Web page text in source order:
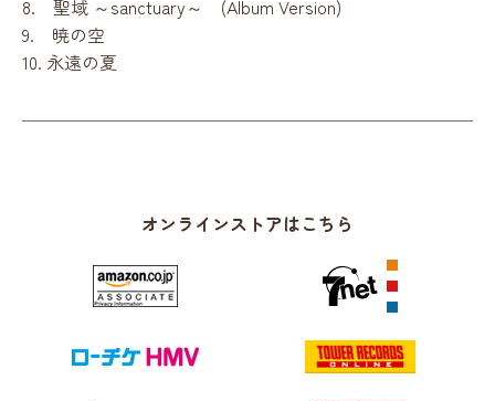
8. 聖域 ～sanctuary～ (Album Version)
9. 暁の空
10. 永遠の夏
オンラインストアはこちら